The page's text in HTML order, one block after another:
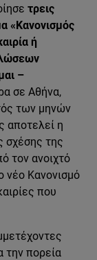
τρεις
«Κανονισμός
ή
–
σε Αθήνα,
των μηνών
αποτελεί η
σχέσης της
τον ανοιχτό
νέο Κανονισμό
που
την πορεία